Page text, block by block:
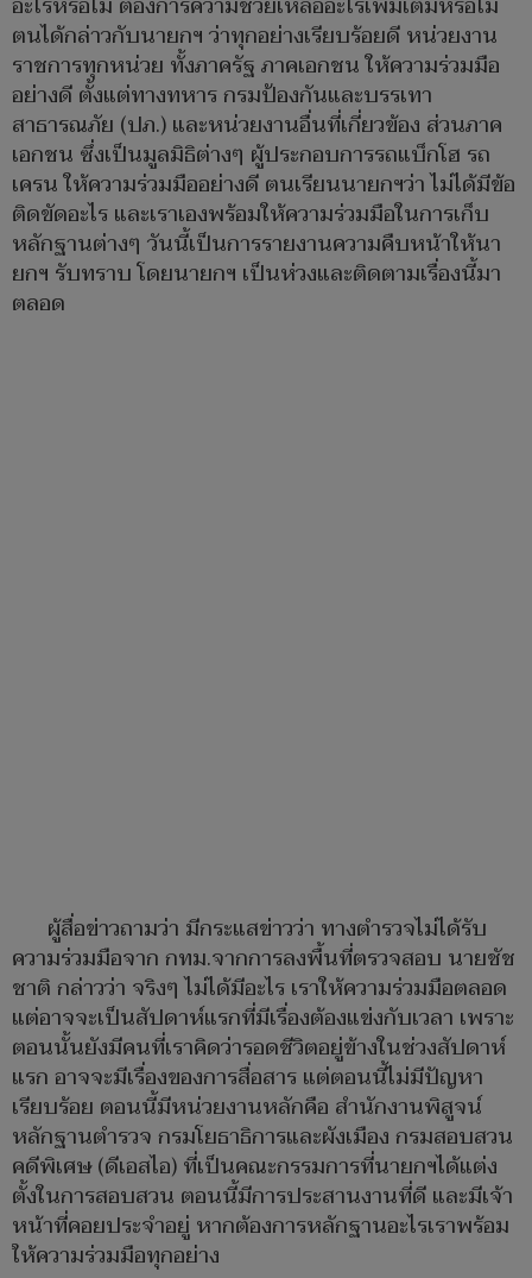
ตนได้กล่าวกับนายกฯ ว่าทุกอย่างเรียบร้อยดี หน่วยงาน
ราชการทุกหน่วย ทั้งภาครัฐ ภาคเอกชน ให้ความร่วมมือ
อย่างดี ตั้งแต่ทางทหาร กรมป้องกันและบรรเทา
สาธารณภัย (ปภ.) และหน่วยงานอื่นที่เกี่ยวข้อง ส่วนภาค
เอกชน ซึ่งเป็นมูลมิธิต่างๆ ผู้ประกอบการรถแบ็กโฮ รถ
เครน ให้ความร่วมมืออย่างดี ตนเรียนนายกฯว่า ไม่ได้มีข้อ
ติดขัดอะไร และเราเองพร้อมให้ความร่วมมือในการเก็บ
หลักฐานต่างๆ วันนี้เป็นการรายงานความคืบหน้าให้นา
ยกฯ รับทราบ โดยนายกฯ เป็นห่วงและติดตามเรื่องนี้มา
ตลอด
ผู้สื่อข่าวถามว่า มีกระแสข่าวว่า ทางตำรวจไม่ได้รับ
ความร่วมมือจาก กทม.จากการลงพื้นที่ตรวจสอบ นายชัช
ชาติ กล่าวว่า จริงๆ ไม่ได้มีอะไร เราให้ความร่วมมือตลอด
แต่อาจจะเป็นสัปดาห์แรกที่มีเรื่องต้องแข่งกับเวลา เพราะ
ตอนนั้นยังมีคนที่เราคิดว่ารอดชีวิตอยู่ข้างในช่วงสัปดาห์
แรก อาจจะมีเรื่องของการสื่อสาร แต่ตอนนี้ไม่มีปัญหา
เรียบร้อย ตอนนี้มีหน่วยงานหลักคือ สำนักงานพิสูจน์
หลักฐานตำรวจ กรมโยธาธิการและผังเมือง กรมสอบสวน
คดีพิเศษ (ดีเอสไอ) ที่เป็นคณะกรรมการที่นายกฯได้แต่ง
ตั้งในการสอบสวน ตอนนี้มีการประสานงานที่ดี และมีเจ้า
หน้าที่คอยประจำอยู่ หากต้องการหลักฐานอะไรเราพร้อม
ให้ความร่วมมือทุกอย่าง